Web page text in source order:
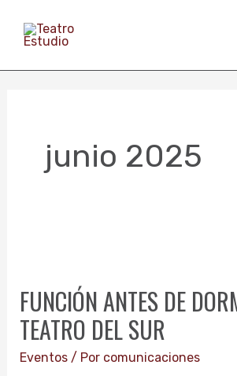
junio 2025
FUNCIÓN ANTES DE
TEATRO DEL SUR
Eventos/ Por comunicaciones
DE
DORMIR: